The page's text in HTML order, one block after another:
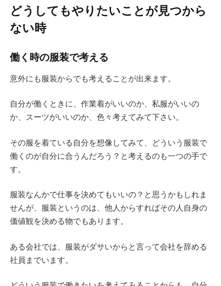
どうしてもやりたいことが見つから
ない時
働く時の服装で考える
意外にも服装からでも考えることが出来ます。
自分が働くときに、作業着がいいのか、私服がいいの
か、スーツがいいのか、色々考えてみて下さい。
その服を着ている自分を想像してみて、どういう服装で
働くのが自分に合うんだろう？と考えるのも一つの手で
す。
服装なんかで仕事を決めてもいいの？と思うかもしれま
せんが、服装というのは、他人からすればその人自身の
価値観を決める物でもあります。
ある会社では、服装がダサいからと言って会社を辞める
社員までいます。